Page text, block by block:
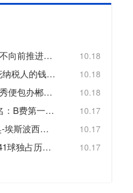
范巴斯滕：德容在荷兰几乎从不向前推进或转移球，这令人失望 10.18
曼联COO：新球场建设不会花纳税人的钱，曼联自行承担20亿镑费用 10.18
五人制足球国脚助阵湘超，首秀便包办郴州队三个进球 10.18
扎卡为3名英超中场做实力排名：B费第一，维尔茨第二，帕尔默第三 10.17
雷特吉：罚丢点球很生气 皮奥-埃斯波西托踢得非常好 10.17
世预赛历史射手榜：C罗51场41球独占历史射手王，梅西72场36球第3 10.17